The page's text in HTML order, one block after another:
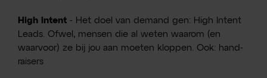
High intent - Het doel van demand gen: High Intent
Leads. Ofwel, mensen die al weten waarom (en
waarvoor) ze bij jou aan moeten kloppen. Ook: hand-
raisers